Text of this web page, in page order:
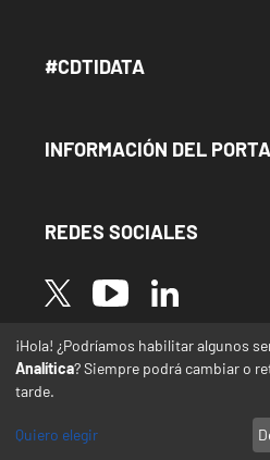
Menú Footer #Cdtidata
#CDTIDATA
Menu Footer Información del
INFORMACIÓN DEL
REDES SOCIALES
Image Image Image
* Las traducciones de
español a otras lenguas
automática y pueden
¡Hola! ¿Podríamos habilitar algunos
Analítica? Siempre podrá cambiar o
tarde.
Quiero elegir